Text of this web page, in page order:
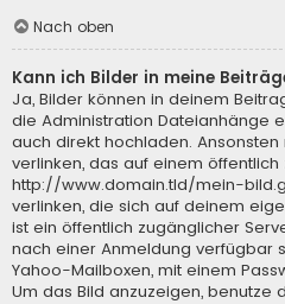
Nach oben
Kann ich Bilder in meine
Ja, Bilder können in deinem
die Administration Dateianhänge
auch direkt hochladen. Ansonsten
verlinken, das auf einem öffentlich
http://www.domain.tld/mein-
verlinken, die sich auf deinem
ist ein öffentlich zugänglicher
nach einer Anmeldung verfügbar
Yahoo-Mailboxen, mit einem
Um das Bild anzuzeigen, benutze